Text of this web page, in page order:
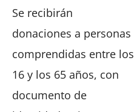
Se recibirán
donaciones a personas
comprendidas entre los
16 y los 65 años, con
documento de